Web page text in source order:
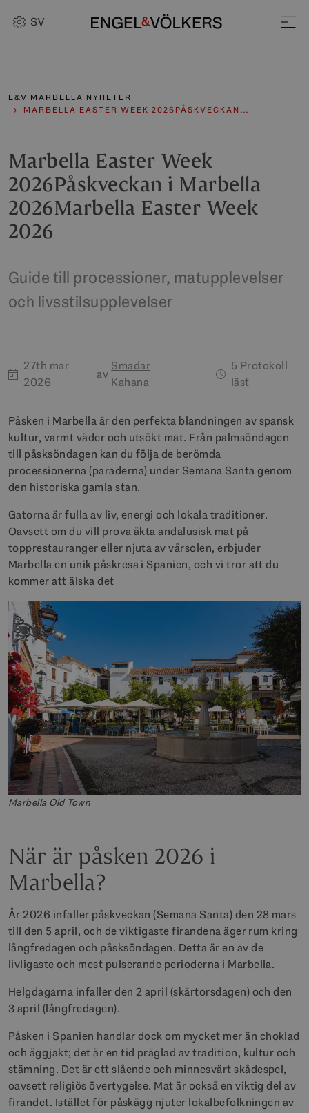
SV
E&V MARBELLA NYHETER
MARBELLA EASTER WEEK 2026PÅSKVECKAN…
Marbella Easter Week
2026Påskveckan i Marbella
2026Marbella Easter Week
2026
Guide till processioner, matupplevelser
och livsstilsupplevelser
27th mar
2026
av
Smadar
Kahana
5 Protokoll
läst
Påsken i Marbella är den perfekta blandningen av spansk
kultur, varmt väder och utsökt mat. Från palmsöndagen
till påsksöndagen kan du följa de berömda
processionerna (paraderna) under Semana Santa genom
den historiska gamla stan.
Gatorna är fulla av liv, energi och lokala traditioner.
Oavsett om du vill prova äkta andalusisk mat på
topprestauranger eller njuta av vårsolen, erbjuder
Marbella en unik påskresa i Spanien, och vi tror att du
kommer att älska det
Marbella Old Town
När är påsken 2026 i
Marbella?
År 2026 infaller påskveckan (Semana Santa) den 28 mars
till den 5 april, och de viktigaste firandena äger rum kring
långfredagen och påsksöndagen. Detta är en av de
livligaste och mest pulserande perioderna i Marbella.
Helgdagarna infaller den 2 april (skärtorsdagen) och den
3 april (långfredagen).
Påsken i Spanien handlar dock om mycket mer än choklad
och äggjakt; det är en tid präglad av tradition, kultur och
stämning. Det är ett slående och minnesvärt skådespel,
oavsett religiös övertygelse. Mat är också en viktig del av
firandet. Istället för påskägg njuter lokalbefolkningen av